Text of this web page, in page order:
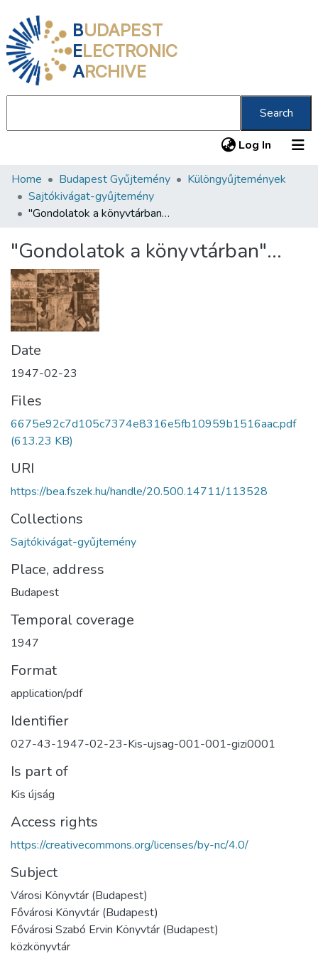
BUDAPEST
ELECTRONIC
ARCHIVE
Search
Log In (current)
Communities & Collections
All of DSpace
About us
Home Budapest Gyűjtemény
Különgyűjtemények
Sajtókivágat-gyűjtemény
"Gondolatok a könyvtárban"...
"Gondolatok a könyvtárban"...
Date
1947-02-23
Files
6675e92c7d105c7374e8316e5fb10959b1516aac.pdf
(613.23 KB)
URI
https://bea.fszek.hu/handle/20.500.14711/113528
Collections
Sajtókivágat-gyűjtemény
Place, address
Budapest
Temporal coverage
1947
Format
application/pdf
Identifier
027-43-1947-02-23-Kis-ujsag-001-001-gizi0001
Is part of
Kis újság
Access rights
https://creativecommons.org/licenses/by-nc/4.0/
Subject
Városi Könyvtár (Budapest)
Fővárosi Könyvtár (Budapest)
Fővárosi Szabó Ervin Könyvtár (Budapest)
közkönyvtár